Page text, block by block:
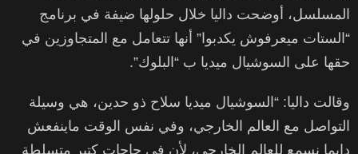
المسلسل، أوضحت داليا خلال حلولها ضيفة في برنامج
“الستات ميعرفوش يكدبوا” أنها تتعامل مع المتجاوزين في
حقها على السوشيال ميديا ب “البلوك”.
وقالت داليا: “السوشيال ميديا سلاح ذو حدين، هي وسيلة
التواصل مع العالم الخارجي، وفي نفس الوقت ماينفعش
دايما نسمع للعالم الخارجي، لأن في حاجات كتير متسلطة